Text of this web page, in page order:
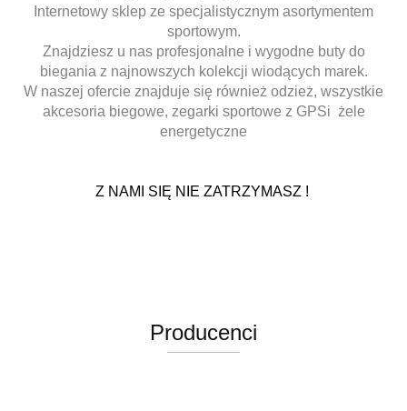
Internetowy sklep ze specjalistycznym asortymentem
sportowym.
Znajdziesz u nas profesjonalne i wygodne buty do
biegania z najnowszych kolekcji wiodących marek.
W naszej ofercie znajduje się również odzież, wszystkie
akcesoria biegowe, zegarki sportowe z GPSi żele
energetyczne
Z NAMI SIĘ NIE ZATRZYMASZ !
Producenci